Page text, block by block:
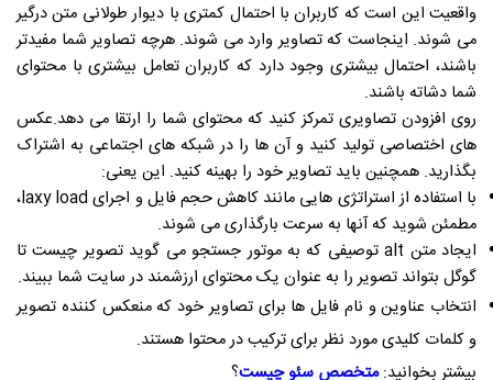
واقعیت این است که کاربران با احتمال کمتری با دیوار طولانی متن درگیر
می شوند. اینجاست که تصاویر وارد می شوند. هرچه تصاویر شما مفیدتر
باشند، احتمال بیشتری وجود دارد که کاربران تعامل بیشتری با محتوای
شما دشاته باشند.
روی افزودن تصاویری تمرکز کنید که محتوای شما را ارتقا می دهد.عکس
های اختصاصی تولید کنید و آن ها را در شبکه های اجتماعی به اشتراک
بگذارید. همچنین باید تصاویر خود را بهینه کنید. این یعنی:
با استفاده از استراتژی هایی مانند کاهش حجم فایل و اجرای laxy load،
مطمئن شوید که آنها به سرعت بارگذاری می شوند.
ایجاد متن alt توصیفی که به موتور جستجو می گوید تصویر چیست تا
گوگل بتواند تصویر را به عنوان یک محتوای ارزشمند در سایت شما ببیند.​
انتخاب عناوین و نام فایل ها برای تصاویر خود که منعکس کننده تصویر
و کلمات کلیدی مورد نظر برای ترکیب در محتوا هستند.
بیشتر بخوانید:متخصص سئو چیست؟